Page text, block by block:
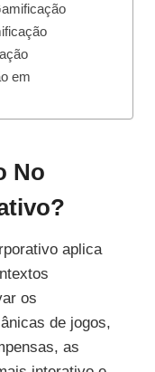
em
No
aplica
os
de jogos,
as